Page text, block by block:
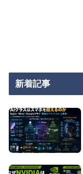
新着記事